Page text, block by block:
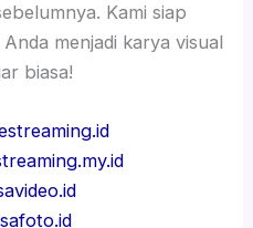
Kami siap
menjadi karya visual
biasa!